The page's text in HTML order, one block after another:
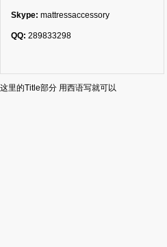
Skype: mattressaccessory
QQ: 289833298
这里的Title部分 用西语写就可以